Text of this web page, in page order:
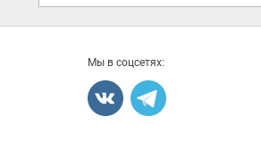
Мы в соцсетях: